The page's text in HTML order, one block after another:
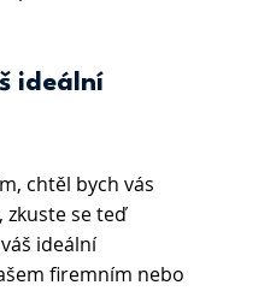
ideální
chtěl bych vás
zkuste se teď
ideální
firemním nebo